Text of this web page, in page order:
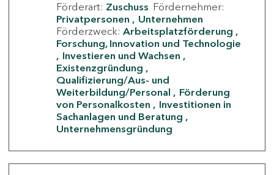
Förderart: Zuschuss Fördernehmer:
Privatpersonen
Unternehmen
Förderzweck: Arbeitsplatzförderung
Forschung, Innovation und Technologie
Investieren und Wachsen
Existenzgründung
Qualifizierung/Aus- und
Weiterbildung/Personal
Förderung
von Personalkosten
Investitionen in
Sachanlagen und Beratung
Unternehmensgründung